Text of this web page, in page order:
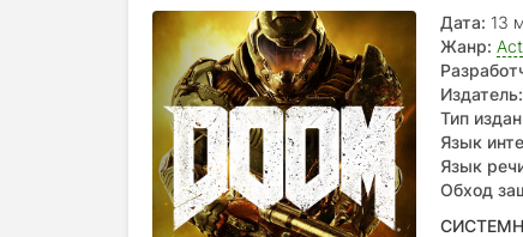
Дата: 13
Жанр:
Издатель:
Тип
Язык
Язык
Обход